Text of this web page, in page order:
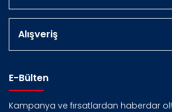
Alışveriş
E-Bülten
Kampanya ve fırsatlardan haberdar ol!